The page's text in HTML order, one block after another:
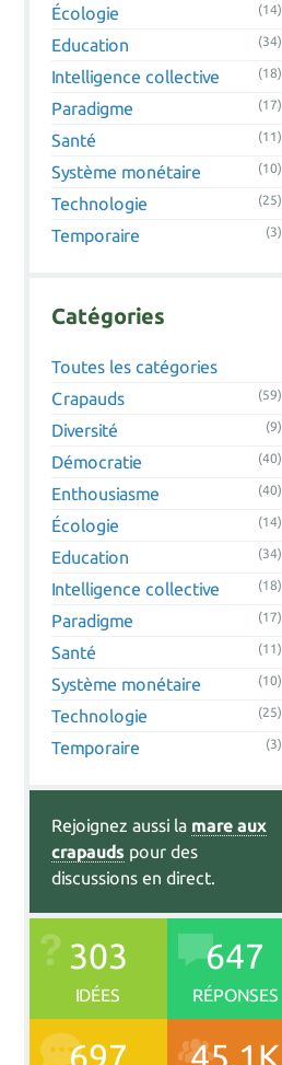
Écologie (14)
Education (34)
Intelligence collective (18)
Paradigme (17)
Santé (11)
Système monétaire (10)
Technologie (25)
Temporaire (3)
Catégories
Toutes les catégories
Crapauds
(59)
Diversité (9)
Démocratie (40)
Enthousiasme (40)
Écologie (14)
Education (34)
Intelligence collective (18)
Paradigme (17)
Santé (11)
Système monétaire (10)
Technologie (25)
Temporaire (3)
Rejoignez aussi la mare aux
crapauds pour des
discussions en direct.
303
IDÉES
647
RÉPONSES
697 45.1K